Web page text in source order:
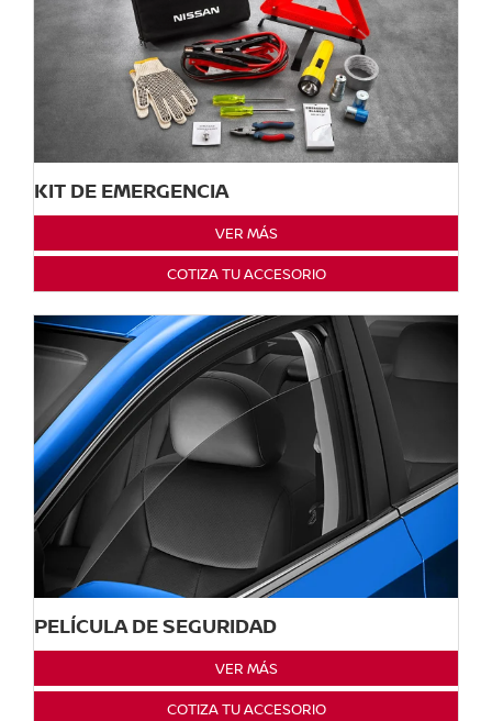
KIT DE EMERGENCIA
VER MÁS
COTIZA TU ACCESORIO
PELÍCULA DE SEGURIDAD
VER MÁS
COTIZA TU ACCESORIO